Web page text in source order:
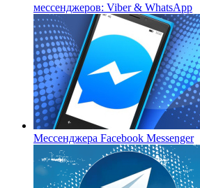
мессенджеров: Viber & WhatsApp
Мессенджера Facebook Messenger